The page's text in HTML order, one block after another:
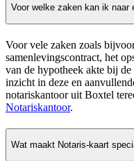
Voor welke zaken kan ik naar
Voor vele zaken zoals
samenlevingscontract, het
van de hypotheek akte bij
inzicht in deze en
notariskantoor uit Boxtel
Notariskantoor.
Wat maakt Notaris-kaart